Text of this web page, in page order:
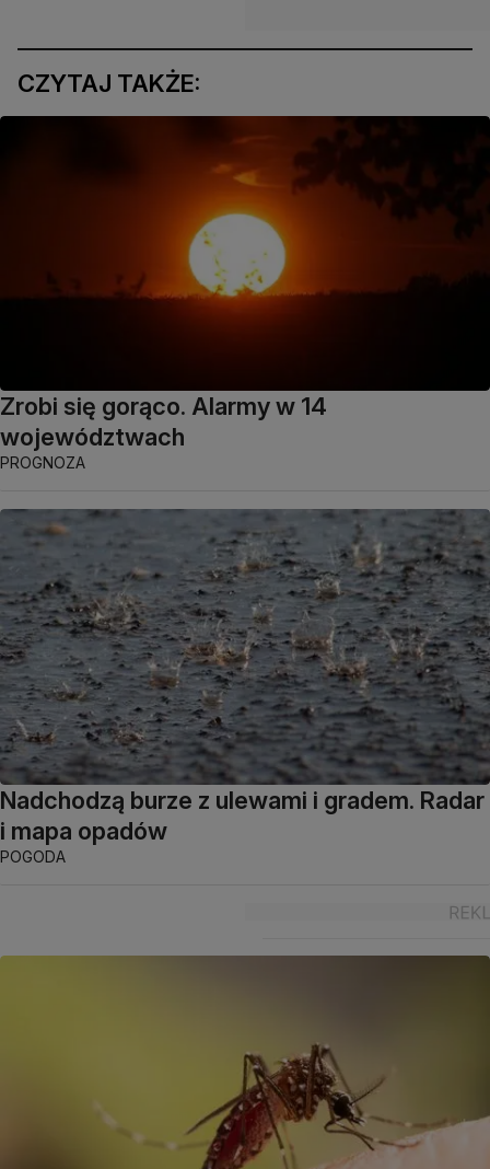
CZYTAJ TAKŻE:
Zrobi się gorąco. Alarmy w 14
województwach
PROGNOZA
Nadchodzą burze z ulewami i gradem. Radar
i mapa opadów
POGODA